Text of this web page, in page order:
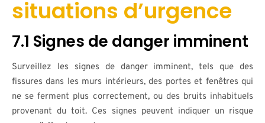
situations d’urgence
7.1 Signes de danger imminent
Surveillez les signes de danger imminent, tels que des
fissures dans les murs intérieurs, des portes et fenêtres qui
ne se ferment plus correctement, ou des bruits inhabituels
provenant du toit. Ces signes peuvent indiquer un risque